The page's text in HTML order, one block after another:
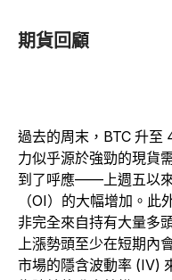
期貨回顧
過去的周末，BTC 升至
力似乎源於強勁的現貨
到了呼應——上週五以
（OI）的大幅增加。
非完全來自持有大量多
上漲勢頭至少在短期內
市場的隱含波動率 (IV)